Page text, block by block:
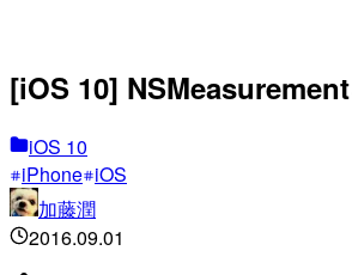
[iOS 10]
iOS 10
iPhone iOS
加藤潤
2016.09.01